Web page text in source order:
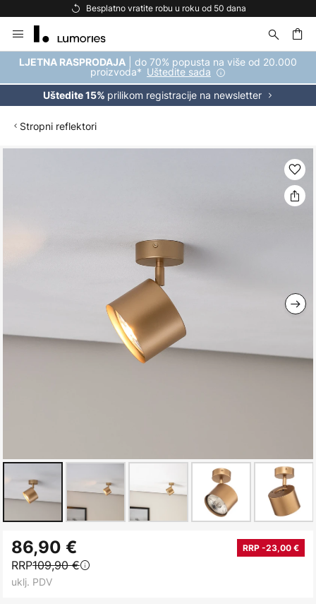
Besplatno vratite robu u roku od 50 dana
to
Content
LJETNA RASPRODAJA | do 70% popusta na više od 20.000
proizvoda* Uštedite sada
Uštedite 15% prilikom registracije na newsletter
Stropni reflektori
to
the
beginning
86,90 € RRP -23,00 €
RRP109,90 €
uklj. PDV